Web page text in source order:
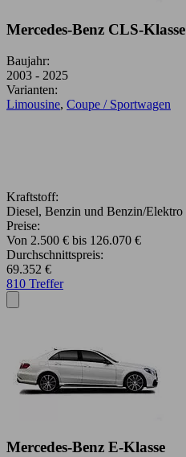
Mercedes-Benz CLS-Klasse
Baujahr:
2003 - 2025
Varianten:
Limousine, Coupe / Sportwagen
Kraftstoff:
Diesel, Benzin und Benzin/Elektro
Preise:
Von 2.500 € bis 126.070 €
Durchschnittspreis:
69.352 €
810 Treffer
Mercedes-Benz E-Klasse